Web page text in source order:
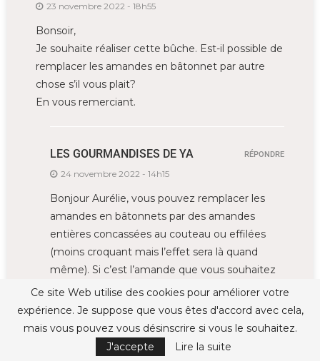
23 novembre 2022 - 18h55
Bonsoir,
Je souhaite réaliser cette bûche. Est-il possible de
remplacer les amandes en bâtonnet par autre
chose s’il vous plait?
En vous remerciant.
LES GOURMANDISES DE YA
24 novembre 2022 - 14h15
Bonjour Aurélie, vous pouvez remplacer les
amandes en bâtonnets par des amandes
entières concassées au couteau ou effilées
(moins croquant mais l’effet sera là quand
même). Si c’est l’amande que vous souhaitez
remplacé, vous pouvez partir sur des
cacahuètes. Belle journée !
RÉPONDRE
SPRINGER
Ce site Web utilise des cookies pour améliorer votre
expérience. Je suppose que vous êtes d'accord avec cela,
mais vous pouvez vous désinscrire si vous le souhaitez.
J'accepte
Lire la suite